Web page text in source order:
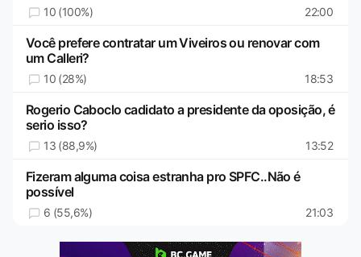
10 (100%) 22:00
Você prefere contratar um Viveiros ou renovar com
um Calleri?
10 (28%) 18:53
Rogerio Caboclo cadidato a presidente da oposição, é
serio isso?
13 (88,9%) 13:52
Fizeram alguma coisa estranha pro SPFC..Não é
possível
6 (55,6%) 21:03